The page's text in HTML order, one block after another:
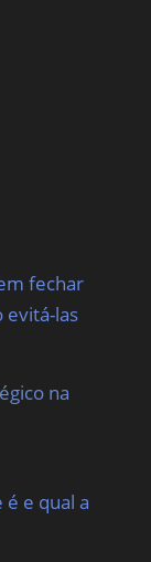
fechar
evitá-las
na
e qual a